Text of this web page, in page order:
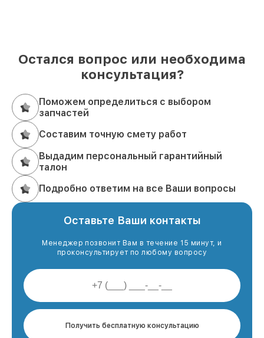
Остался вопрос или необходима
консультация?
Поможем определиться с выбором
запчастей
Составим точную смету работ
Выдадим персональный гарантийный
талон
Подробно ответим на все Ваши вопросы
Оставьте Ваши контакты
Менеджер позвонит Вам в течение 15 минут, и
проконсультирует по любому вопросу
Получить бесплатную консультацию